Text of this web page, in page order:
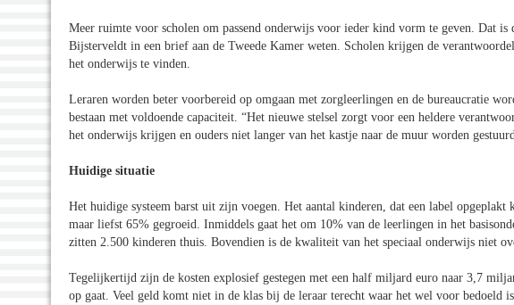
Meer ruimte voor scholen om passend onderwijs voor ieder kind vorm te geven. Dat is
Bijsterveldt in een brief aan de Tweede Kamer weten. Scholen krijgen de
het onderwijs te vinden.
Leraren worden beter voorbereid op omgaan met zorgleerlingen en de bureaucratie
bestaan met voldoende capaciteit. “Het nieuwe stelsel zorgt voor een heldere
het onderwijs krijgen en ouders niet langer van het kastje naar de muur worden
Huidige situatie
Het huidige systeem barst uit zijn voegen. Het aantal kinderen, dat een label
maar liefst 65% gegroeid. Inmiddels gaat het om 10% van de leerlingen in het
zitten 2.500 kinderen thuis. Bovendien is de kwaliteit van het speciaal onderwijs niet
Tegelijkertijd zijn de kosten explosief gestegen met een half miljard euro naar 3,7
op gaat. Veel geld komt niet in de klas bij de leraar terecht waar het wel voor bedoeld